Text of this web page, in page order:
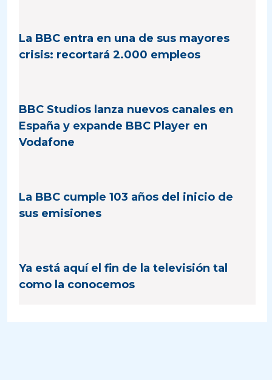
La BBC entra en una de sus mayores
crisis: recortará 2.000 empleos
BBC Studios lanza nuevos canales en
España y expande BBC Player en
Vodafone
La BBC cumple 103 años del inicio de
sus emisiones
Ya está aquí el fin de la televisión tal
como la conocemos